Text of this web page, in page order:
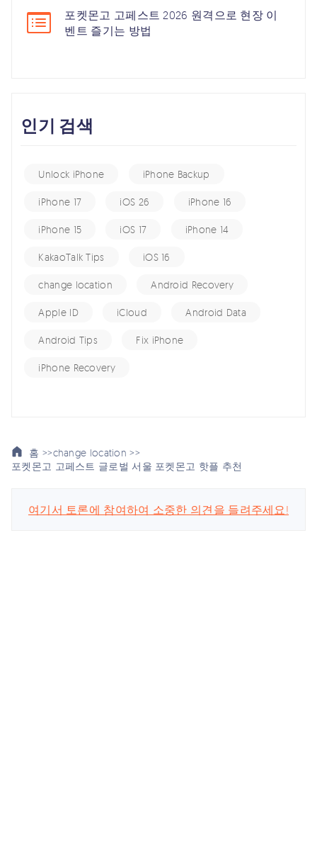
포켓몬고 고페스트 2026 원격으로 현장 이
벤트 즐기는 방법
인기 검색
Unlock iPhone iPhone Backup
iPhone 17 iOS 26 iPhone 16
iPhone 15 iOS 17 iPhone 14
KakaoTalk Tips iOS 16
change location Android Recovery
Apple ID iCloud Android Data
Android Tips Fix iPhone
iPhone Recovery
홈 >>change location >>
포켓몬고 고페스트 글로벌 서울 포켓몬고 핫플 추천
여기서 토론에 참여하여 소중한 의견을 들려주세요!